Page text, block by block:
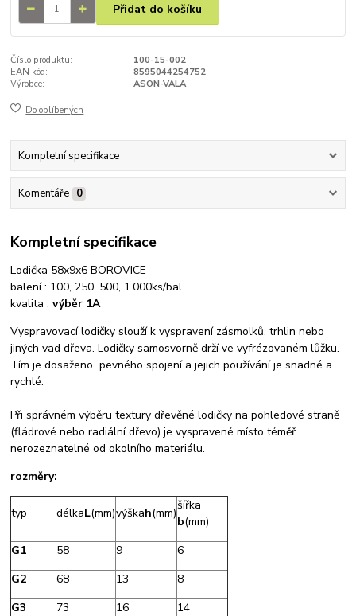
Přidat do košíku
Číslo produktu:
100-15-002
EAN kód:
8595044254752
Výrobce:
ASON-VALA
Do oblíbených
Kompletní specifikace
Komentáře 0
Kompletní specifikace
Lodička 58x9x6 BOROVICE
balení : 100, 250, 500, 1.000ks/bal
kvalita :výběr 1A
Vyspravovací lodičky slouží k vyspravení zásmolků, trhlin nebo
jiných vad dřeva. Lodičky samosvorně drží ve vyfrézovaném lůžku.
Tím je dosaženo pevného spojení a jejich používání je snadné a
rychlé.
Při správném výběru textury dřevěné lodičky na pohledové straně
(fládrové nebo radiální dřevo) je vyspravené místo téměř
nerozeznatelné od okolního materiálu.
rozměry:
typ délkaL(mm)výškah(mm)
šířka
b(mm)
G1
58 9
6
G2
68 13
8
G3
73 16
14